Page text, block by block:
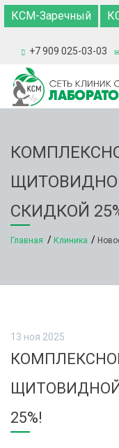
КСМ-Заречный
+7 909 025-03-03
СКИДКОЙ
Главная Клиника
13 ноя 2025
25%!